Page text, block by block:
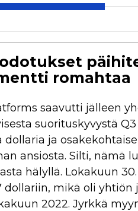
romahtaa
saavutti jälleen
suorituskyvystä
dollaria ja
ansiosta. Silti, nämä
hälyllä. Lokakuun
dollariin, mikä oli
2022. Jyrkkä